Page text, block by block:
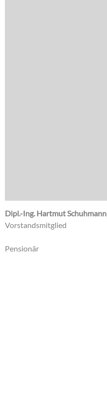
Dipl.-Ing. Hartmut Schuhmann
Vorstandsmitglied
Pensionär